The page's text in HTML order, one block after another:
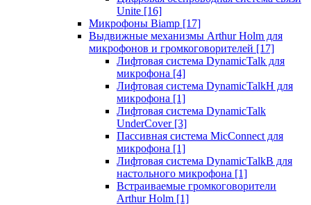
Unite [16]
Микрофоны Biamp [17]
Выдвижные механизмы Arthur Holm для
микрофонов и громкоговорителей [17]
Лифтовая система DynamicTalk для
микрофона [4]
Лифтовая система DynamicTalkH для
микрофона [1]
Лифтовая система DynamicTalk
UnderCover [3]
Пассивная система MicConnect для
микрофона [1]
Лифтовая система DynamicTalkB для
настольного микрофона [1]
Встраиваемые громкоговорители
Arthur Holm [1]